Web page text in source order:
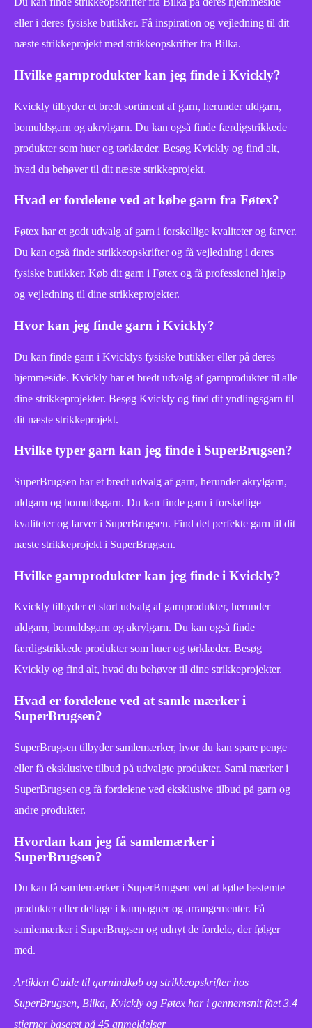
eller i deres fysiske butikker. Få inspiration og vejledning til dit
næste strikkeprojekt med strikkeopskrifter fra Bilka.
Hvilke garnprodukter kan jeg finde i Kvickly?
Kvickly tilbyder et bredt sortiment af garn, herunder uldgarn,
bomuldsgarn og akrylgarn. Du kan også finde færdigstrikkede
produkter som huer og tørklæder. Besøg Kvickly og find alt,
hvad du behøver til dit næste strikkeprojekt.
Hvad er fordelene ved at købe garn fra Føtex?
Føtex har et godt udvalg af garn i forskellige kvaliteter og farver.
Du kan også finde strikkeopskrifter og få vejledning i deres
fysiske butikker. Køb dit garn i Føtex og få professionel hjælp
og vejledning til dine strikkeprojekter.
Hvor kan jeg finde garn i Kvickly?
Du kan finde garn i Kvicklys fysiske butikker eller på deres
hjemmeside. Kvickly har et bredt udvalg af garnprodukter til alle
dine strikkeprojekter. Besøg Kvickly og find dit yndlingsgarn til
dit næste strikkeprojekt.
Hvilke typer garn kan jeg finde i SuperBrugsen?
SuperBrugsen har et bredt udvalg af garn, herunder akrylgarn,
uldgarn og bomuldsgarn. Du kan finde garn i forskellige
kvaliteter og farver i SuperBrugsen. Find det perfekte garn til dit
næste strikkeprojekt i SuperBrugsen.
Hvilke garnprodukter kan jeg finde i Kvickly?
Kvickly tilbyder et stort udvalg af garnprodukter, herunder
uldgarn, bomuldsgarn og akrylgarn. Du kan også finde
færdigstrikkede produkter som huer og tørklæder. Besøg
Kvickly og find alt, hvad du behøver til dine strikkeprojekter.
Hvad er fordelene ved at samle mærker i
SuperBrugsen?
SuperBrugsen tilbyder samlemærker, hvor du kan spare penge
eller få eksklusive tilbud på udvalgte produkter. Saml mærker i
SuperBrugsen og få fordelene ved eksklusive tilbud på garn og
andre produkter.
Hvordan kan jeg få samlemærker i
SuperBrugsen?
Du kan få samlemærker i SuperBrugsen ved at købe bestemte
produkter eller deltage i kampagner og arrangementer. Få
samlemærker i SuperBrugsen og udnyt de fordele, der følger
med.
Artiklen Guide til garnindkøb og strikkeopskrifter hos
SuperBrugsen, Bilka, Kvickly og Føtex har i gennemsnit fået3.4
stjerner baseret på 45 anmeldelser